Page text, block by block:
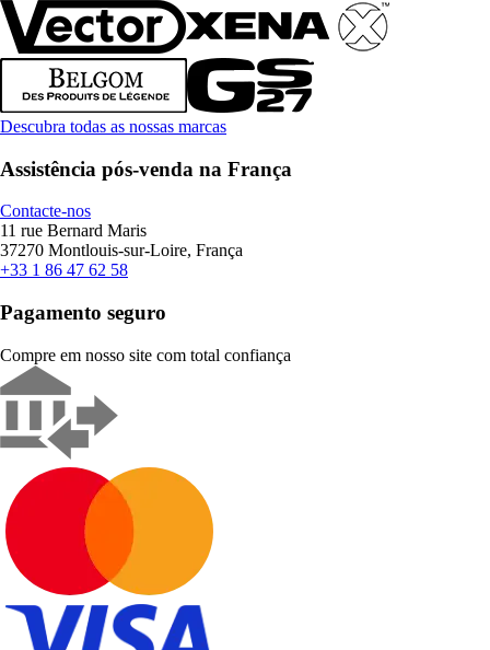
Descubra todas as nossas marcas
Assistência pós-venda na França
Contacte-nos
11 rue Bernard Maris
37270 Montlouis-sur-Loire, França
+33 1 86 47 62 58
Pagamento seguro
Compre em nosso site com total confiança